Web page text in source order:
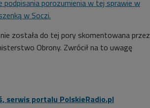
podpisania porozumienia w tej sprawie w
w Soczi.
została do tej pory skomentowana przez
Obrony. Zwrócił na to uwagę
serwis portalu PolskieRadio.pl